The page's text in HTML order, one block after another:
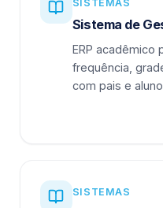
SISTEMAS
Sistema de
ERP acadêmico
frequência,
com pais e
SISTEMAS